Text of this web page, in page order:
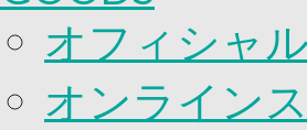
オフィシャ
オンライン